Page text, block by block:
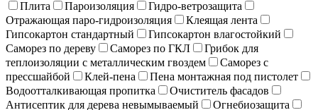
Плита Пароизоляция
Гидро-ветрозащита
Отражающая паро-гидроизоляция
Клеящая лента
Гипсокартон стандартный
Гипсокартон влагостойкий
Саморез по дереву
Саморез по ГКЛ
Грибок для
теплоизоляции с металлическим гвоздем
Саморез с
прессшайбой
Клей-пена
Пена монтажная под пистолет
Водоотталкивающая пропитка
Очиститель фасадов
Антисептик для дерева невымываемый
Огнебиозащита